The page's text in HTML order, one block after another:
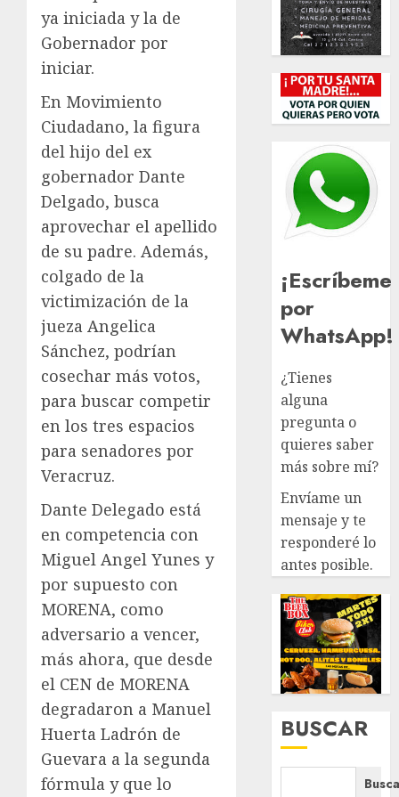
ya iniciada y la de
Gobernador por
iniciar.
En Movimiento
Ciudadano, la figura
del hijo del ex
gobernador Dante
Delgado, busca
aprovechar el apellido
de su padre. Además,
colgado de la
victimización de la
jueza Angelica
Sánchez, podrían
cosechar más votos,
para buscar competir
en los tres espacios
para senadores por
Veracruz.
Dante Delegado está
en competencia con
Miguel Angel Yunes y
por supuesto con
MORENA, como
adversario a vencer,
más ahora, que desde
el CEN de MORENA
degradaron a Manuel
Huerta Ladrón de
Guevara a la segunda
fórmula y que lo
¡Escríbeme
por
WhatsApp!
¿Tienes
alguna
pregunta o
quieres saber
más sobre mí?
Envíame un
mensaje y te
responderé lo
antes posible.
BUSCAR